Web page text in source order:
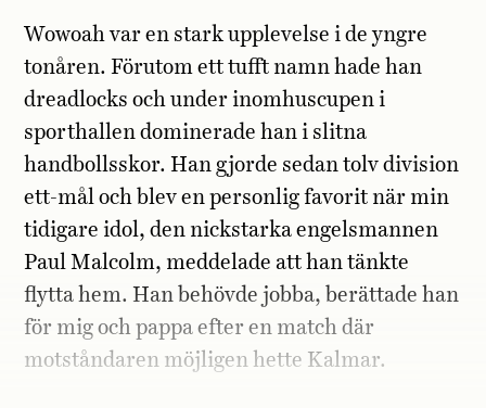
Wowoah var en stark upplevelse i de yngre
tonåren. Förutom ett tufft namn hade han
dreadlocks och under inomhuscupen i
sporthallen dominerade han i slitna
handbollsskor. Han gjorde sedan tolv division
ett-mål och blev en personlig favorit när min
tidigare idol, den nickstarka engelsmannen
Paul Malcolm, meddelade att han tänkte
flytta hem. Han behövde jobba, berättade han
för mig och pappa efter en match där
motståndaren möjligen hette Kalmar.